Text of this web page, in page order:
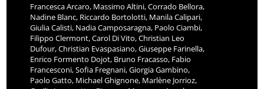
Francesca Arcaro, Massimo Altini, Corrado Bellora,
Nadine Blanc, Riccardo Bortolotti, Manila Calipari,
Giulia Calisti, Nadia Camposaragna, Paolo Ciambi,
Filippo Clermont, Carol Di Vito, Christian Leo
Dufour, Christian Evaspasiano, Giuseppe Farinella,
Enrico Formento Dojot, Bruno Fracasso, Fabio
Francesconi, Sofia Fregnani, Giorgia Gambino,
Paolo Gatto, Michael Ghignone, Marlène Jorrioz,